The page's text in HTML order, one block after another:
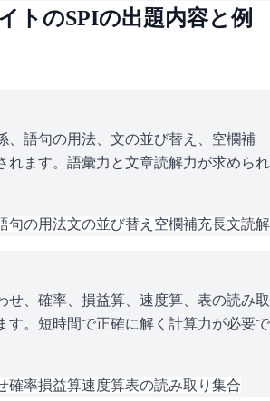
ト のSPIの出題内容と例
、語句の用法、文の並び替え、空欄補
れます。語彙力と文章読解力が求められ
句の用法文の並び替え 空欄補充長文読解
せ、確率、損益算、速度算、表の読み取
す。短時間で正確に解く計算力が必要で
確率損益算速度算表の読み取り 集合